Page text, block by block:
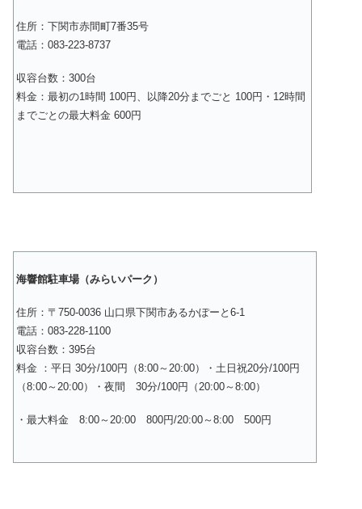
住所：下関市赤間町7番35号
電話：083-223-8737
収容台数：300台
料金：最初の1時間 100円、以降20分までごと 100円・12時間
までごとの最大料金 600円
海響館駐車場（みらいパーク）
住所：〒750-0036 山口県下関市あるかぽーと6-1
電話：083-228-1100
収容台数：395台
料金 ：平日 30分/100円（8:00～20:00）・土日祝20分/100円
（8:00～20:00）・夜間 30分/100円（20:00～8:00）
・最大料金 8:00～20:00 800円/20:00～8:00 500円